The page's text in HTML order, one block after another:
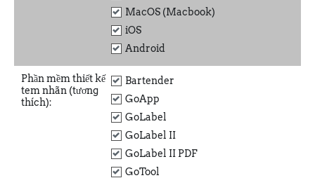
MacOS (Macbook)
iOS
Android
Phần mềm thiết kế
tem nhãn (tương
thích):
Bartender
GoApp
GoLabel
GoLabel II
GoLabel II PDF
GoTool